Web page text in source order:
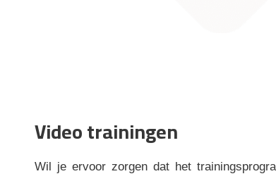
Video trainingen
Wil je ervoor zorgen dat het